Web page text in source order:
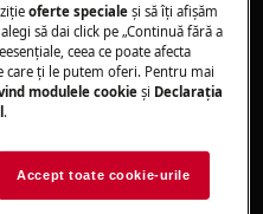
permanent
dispare la 2-3
oferte speciale și să îţi afișăm
să dai click pe „Continuă fără a
ceea ce poate afecta
care ţi le putem oferi. Pentru mai
modulele cookie și Declaraţia
.
Accept toate cookie-urile